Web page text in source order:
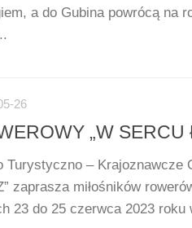
a do Gubina powrócą na
26
„W SERCU
Turystyczno – Krajoznawcze
zaprasza miłośników
23 do 25 czerwca 2023 roku